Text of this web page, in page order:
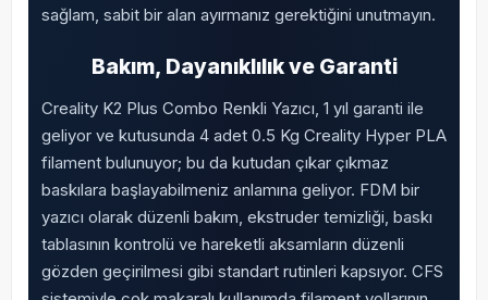
sağlam, sabit bir alan ayırmanız gerektiğini unutmayın.
Bakım, Dayanıklılık ve Garanti
Creality K2 Plus Combo Renkli Yazıcı, 1 yıl garanti ile
geliyor ve kutusunda 4 adet 0.5 Kg Creality Hyper PLA
filament bulunuyor; bu da kutudan çıkar çıkmaz
baskılara başlayabilmeniz anlamına geliyor. FDM bir
yazıcı olarak düzenli bakım, ekstruder temizliği, baskı
tablasının kontrolü ve hareketli aksamların düzenli
gözden geçirilmesi gibi standart rutinleri kapsıyor. CFS